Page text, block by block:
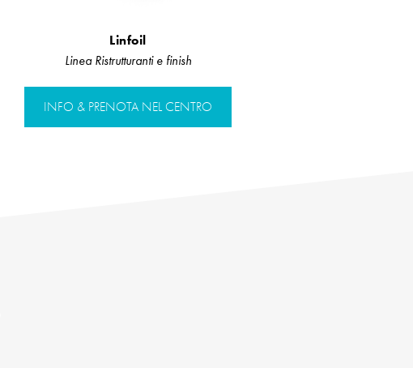
Linfoil
Linea Ristrutturanti e finish
INFO & PRENOTA NEL CENTRO